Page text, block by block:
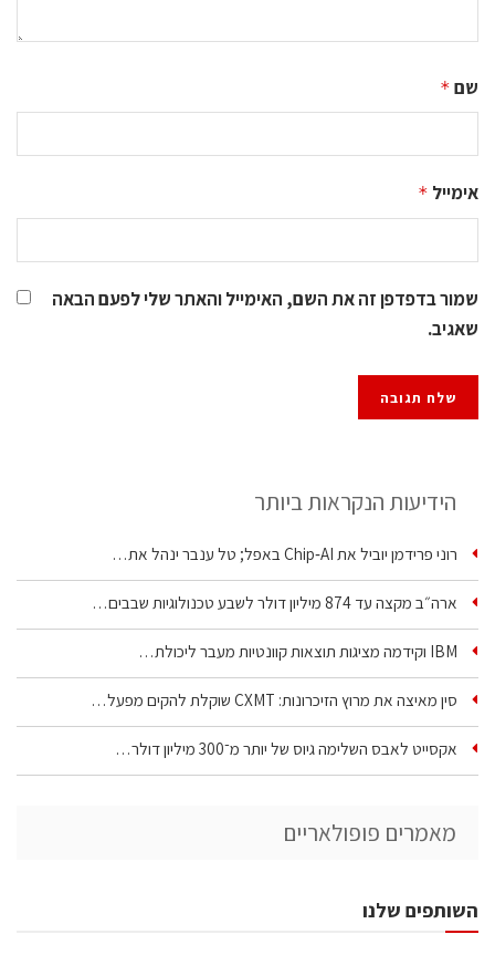
שם *
אימייל *
שמור בדפדפן זה את השם, האימייל והאתר שלי לפעם הבאה
שאגיב.
הידיעות הנקראות ביותר
רוני פרידמן יוביל את Chip‑AI באפל; טל ענבר ינהל את…
ארה״ב מקצה עד 874 מיליון דולר לשבע טכנולוגיות שבבים…
IBM וקידמה מציגות תוצאות קוונטיות מעבר ליכולת…
סין מאיצה את מרוץ הזיכרונות: CXMT שוקלת להקים מפעל…
אקסייט לאבס השלימה גיוס של יותר מ־300 מיליון דולר…
מאמרים פופולאריים
השותפים שלנו